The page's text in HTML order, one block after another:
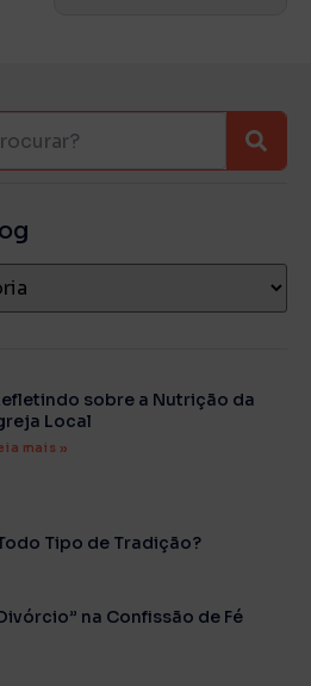
sobre a Nutrição da
Local
mais »
Tipo de Tradição?
na Confissão de Fé